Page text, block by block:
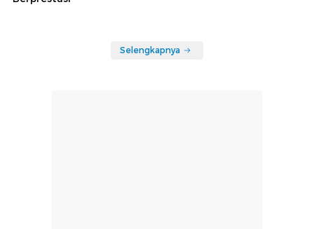
Selengkapnya